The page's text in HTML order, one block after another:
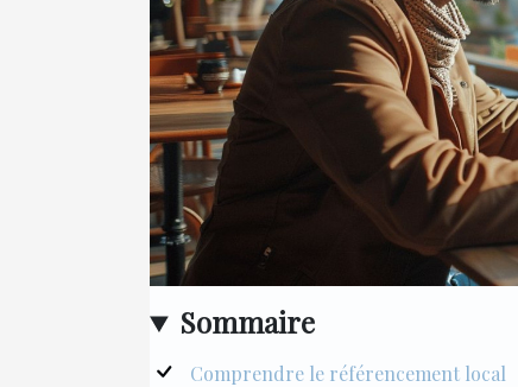
Sommaire
Comprendre le référencement local